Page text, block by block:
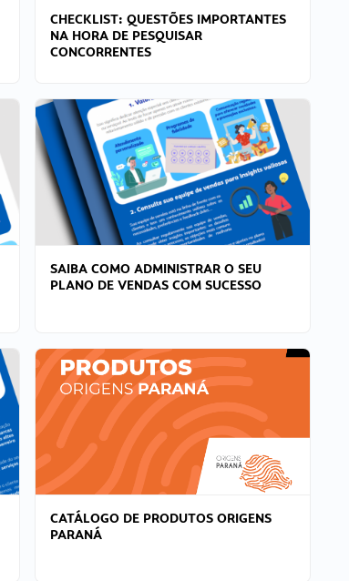
CHECKLIST: QUESTÕES IMPORTANTES
NA HORA DE PESQUISAR
CONCORRENTES
SAIBA COMO ADMINISTRAR O SEU
PLANO DE VENDAS COM SUCESSO
CATÁLOGO DE PRODUTOS ORIGENS
PARANÁ